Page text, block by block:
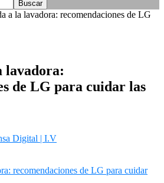
a la lavadora: recomendaciones de LG
lavadora:
de LG para cuidar las
Digital | I.V